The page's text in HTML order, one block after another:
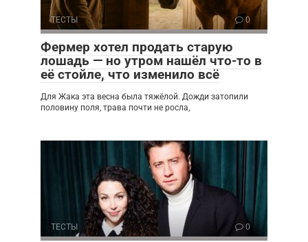
ТЕСТЫ 0
Фермер хотел продать старую
лошадь — но утром нашёл что-то в
её стойле, что изменило всё
Для Жака эта весна была тяжёлой. Дожди затопили
половину поля, трава почти не росла,
ТЕСТЫ 0